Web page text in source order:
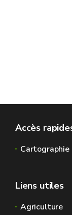
Accès
Cartographie
Liens utiles
Agriculture